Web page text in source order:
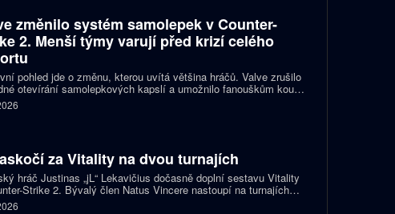
změnilo systém samolepek v Counter-
2. Menší týmy varují před krizí celého
pohled jde o změnu, kterou uvítá většina hráčů. Valve zrušilo
otevírání samolepkových kapslí a umožnilo fanouškům koupit
samolepku svého oblíbeného týmu nebo hráče. Podle řady
ale nový systém dramaticky snižuje jejich příjmy a může
za Vitality na dvou turnajích
hráč Justinas „jL“ Lekavičius dočasně doplní sestavu Vitality
Strike 2. Bývalý člen Natus Vincere nastoupí na turnajích
Open Porto a PGL Masters Bucharest.